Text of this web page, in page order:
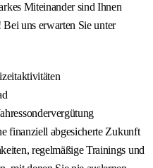
Miteinander sind Ihnen
uns erwarten Sie unter
finanziell abgesicherte Zukunft
regelmäßige Trainings und